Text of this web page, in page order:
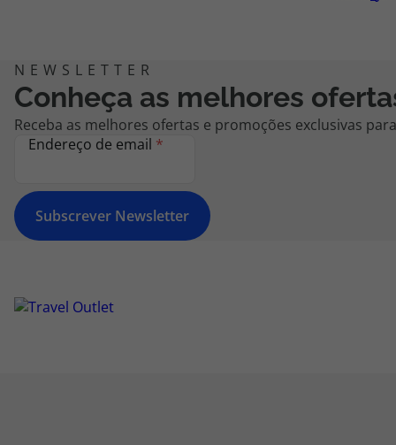
Conheça as melhores
Receba as melhores ofertas e promoções exclusivas
Endereço de email *
Subscrever Newsletter